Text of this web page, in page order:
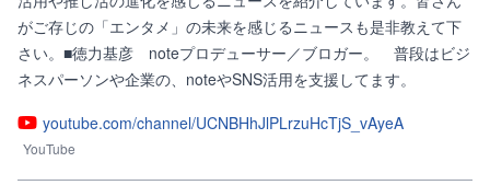
がご存じの「エンタメ」の未来を感じるニュースも是非教えて下
さい。■徳力基彦　noteプロデューサー／ブロガー。　普段はビジ
ネスパーソンや企業の、noteやSNS活用を支援してます。
youtube.com/channel/UCNBHhJlPLrzuHcTjS_vAyeA
YouTube